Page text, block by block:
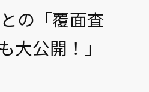
の「覆面査
大公開！」